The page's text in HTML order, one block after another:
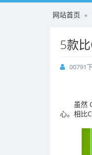
网站首页
5款
00791
虽然
心。相比